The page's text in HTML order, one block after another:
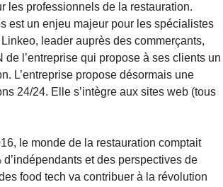
les professionnels de la restauration.
est un enjeu majeur pour les spécialistes
leader auprès des commerçants,
l’entreprise qui propose à ses clients un
L’entreprise propose désormais une
24/24. Elle s’intègre aux sites web (tous
le monde de la restauration comptait
et des perspectives de
food tech va contribuer à la révolution